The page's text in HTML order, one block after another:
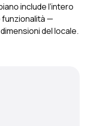
include l’intero
—
del locale.